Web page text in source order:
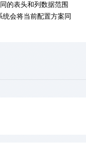
的表头和列数据范围
会将当前配置方案同